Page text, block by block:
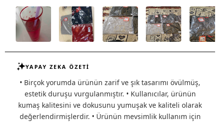
YAPAY ZEKA ÖZETİ
• Birçok yorumda ürünün zarif ve şık tasarımı övülmüş,
estetik duruşu vurgulanmıştır. • Kullanıcılar, ürünün
kumaş kalitesini ve dokusunu yumuşak ve kaliteli olarak
değerlendirmişlerdir. • Ürünün mevsimlik kullanım için